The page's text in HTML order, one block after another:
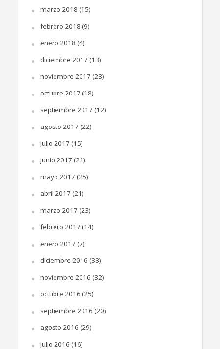
marzo 2018 (15)
febrero 2018 (9)
enero 2018 (4)
diciembre 2017 (13)
noviembre 2017 (23)
octubre 2017 (18)
septiembre 2017 (12)
agosto 2017 (22)
julio 2017 (15)
junio 2017 (21)
mayo 2017 (25)
abril 2017 (21)
marzo 2017 (23)
febrero 2017 (14)
enero 2017 (7)
diciembre 2016 (33)
noviembre 2016 (32)
octubre 2016 (25)
septiembre 2016 (20)
agosto 2016 (29)
julio 2016 (16)